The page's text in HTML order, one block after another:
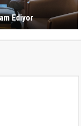
Ediyor